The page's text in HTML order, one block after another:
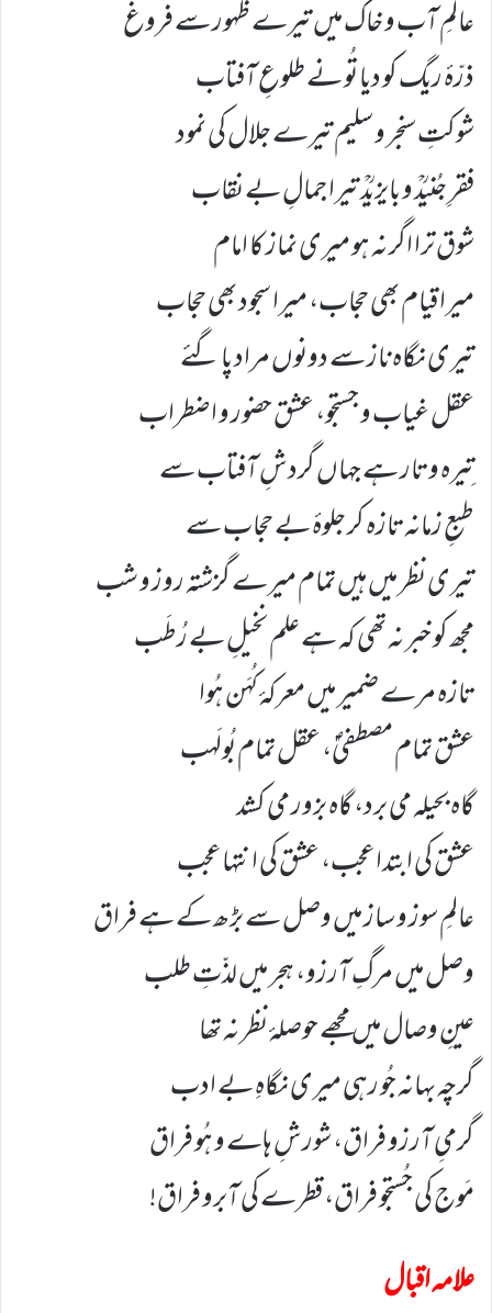
عالَمِ آب و خاک میں تیرے ظہور سے فروغ
ذرّۂ ریگ کو دیا تُو نے طلوعِ آفتاب
شوکتِ سنجر و سلیم تیرے جلال کی نمود
فقرِ جُنیدؒ و بایزیدؒ تیرا جمالِ بے نقاب
شوق ترا اگر نہ ہو میری نماز کا امام
میرا قیام بھی حجاب، میرا سجود بھی حجاب
تیری نگاہ ناز سے دونوں مراد پا گئے
عقل غیاب و جستجو، عشق حضور و اضطراب
تِیرہ و تار ہے جہاں گردشِ آفتاب سے
طبعِ زمانہ تازہ کر جلوۂ بے حجاب سے
تیری نظر میں ہیں تمام میرے گزشتہ روز و شب
مجھ کو خبر نہ تھی کہ ہے علم نخیلِ بے رُطَب
تازہ مرے ضمیر میں معرکۂ کُہَن ہُوا
عشق تمام مصطفیٰؐ، عقل تمام بُولَہب
گاہ بحیلہ می برد، گاہ بزور می کشد
عشق کی ابتدا عجب، عشق کی انتہا عجب
عالمِ سوز و ساز میں وصل سے بڑھ کے ہے فراق
وصل میں مرگِ آرزو، ہجر میں لذّتِ طلب
عینِ وصال میں مجھے حوصلۂ نظر نہ تھا
گرچہ بہانہ جُو رہی میری نگاہِ بے ادب
گرمیِ آرزو فراق، شورشِ ہاے و ہُو فراق
مَوج کی جُستجو فراق، قطرے کی آبرو فراق!
علامہ اقبال